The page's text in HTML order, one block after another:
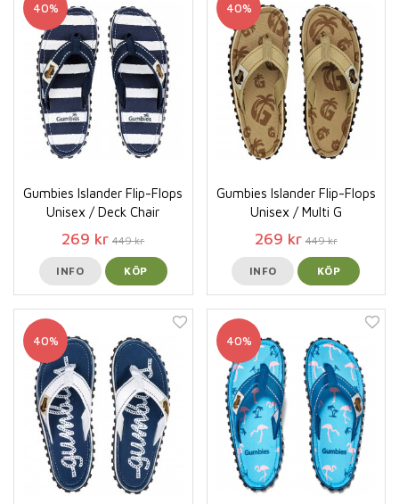
40%
Gumbies Islander Flip-Flops
Unisex / Deck Chair
269 kr 449 kr
INFO KÖP
40%
Gumbies Islander Flip-Flops
Unisex / Multi G
269 kr 449 kr
INFO KÖP
40% 40%